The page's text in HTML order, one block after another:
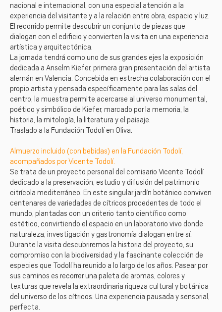
nacional e internacional, con una especial atención a la
experiencia del visitante y a la relación entre obra, espacio y luz.
El recorrido permite descubrir un conjunto de piezas que
dialogan con el edificio y convierten la visita en una experiencia
artística y arquitectónica.
La jornada tendrá como uno de sus grandes ejes la exposición
dedicada a Anselm Kiefer, primera gran presentación del artista
alemán en Valencia. Concebida en estrecha colaboración con el
propio artista y pensada específicamente para las salas del
centro, la muestra permite acercarse al universo monumental,
poético y simbólico de Kiefer, marcado por la memoria, la
historia, la mitología, la literatura y el paisaje.
Traslado a la Fundación Todolí en Oliva.
Almuerzo incluido (con bebidas) en la Fundación Todolí,
acompañados por Vicente Todolí.
Se trata de un proyecto personal del comisario Vicente Todolí
dedicado a la preservación, estudio y difusión del patrimonio
citrícola mediterráneo. En este singular jardín botánico conviven
centenares de variedades de cítricos procedentes de todo el
mundo, plantadas con un criterio tanto científico como
estético, convirtiendo el espacio en un laboratorio vivo donde
naturaleza, investigación y gastronomía dialogan entre sí.
Durante la visita descubriremos la historia del proyecto, su
compromiso con la biodiversidad y la fascinante colección de
especies que Todolí ha reunido a lo largo de los años. Pasear por
sus caminos es recorrer una paleta de aromas, colores y
texturas que revela la extraordinaria riqueza cultural y botánica
del universo de los cítricos. Una experiencia pausada y sensorial,
perfecta.